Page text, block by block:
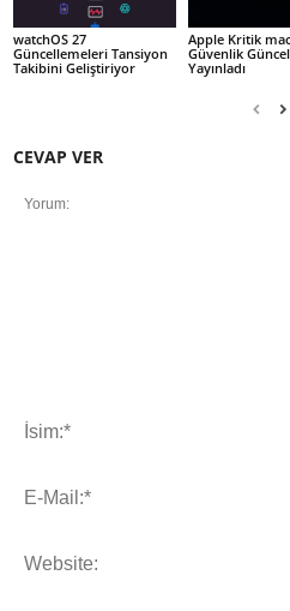
watchOS 27
Güncellemeleri Tansiyon
Takibini Geliştiriyor
Apple Kritik
Güvenlik
Yayınladı
CEVAP VER